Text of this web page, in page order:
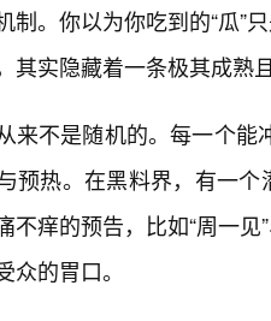
制。你以为你吃到的“瓜”
其实隐藏着一条极其成熟
来不是随机的。每一个能
预热。在黑料界，有一
不痒的预告，比如“周一
众的胃口。